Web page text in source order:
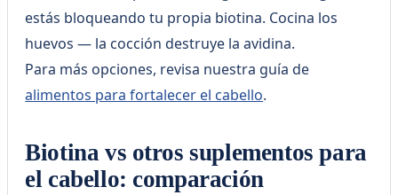
estás bloqueando tu propia biotina. Cocina los
huevos — la cocción destruye la avidina.
Para más opciones, revisa nuestra guía de
alimentos para fortalecer el cabello.
Biotina vs otros suplementos para
el cabello: comparación